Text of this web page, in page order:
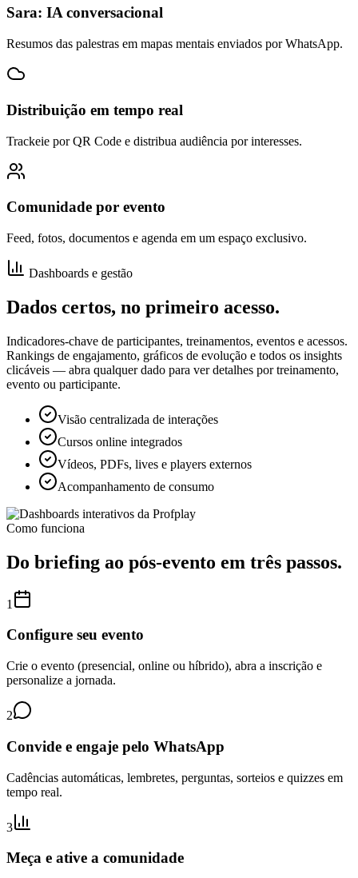
Sara: IA conversacional
Resumos das palestras em mapas mentais enviados por WhatsApp.
Distribuição em tempo real
Trackeie por QR Code e distribua audiência por interesses.
Comunidade por evento
Feed, fotos, documentos e agenda em um espaço exclusivo.
Dashboards e gestão
Dados certos, no primeiro acesso.
Indicadores-chave de participantes, treinamentos, eventos e acessos.
Rankings de engajamento, gráficos de evolução e todos os insights
clicáveis — abra qualquer dado para ver detalhes por treinamento,
evento ou participante.
Visão centralizada de interações
Cursos online integrados
Vídeos, PDFs, lives e players externos
Acompanhamento de consumo
Como funciona
Do briefing ao pós-evento em três passos.
1
Configure seu evento
Crie o evento (presencial, online ou híbrido), abra a inscrição e
personalize a jornada.
2
Convide e engaje pelo WhatsApp
Cadências automáticas, lembretes, perguntas, sorteios e quizzes em
tempo real.
3
Meça e ative a comunidade